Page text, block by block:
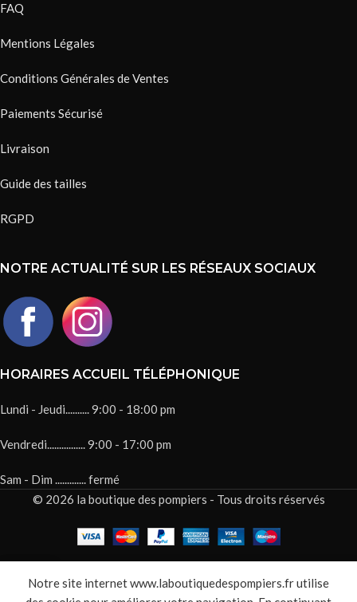
FAQ
Mentions Légales
Conditions Générales de Ventes
Paiements Sécurisé
Livraison
Guide des tailles
RGPD
NOTRE ACTUALITÉ SUR LES RÉSEAUX SOCIAUX
HORAIRES ACCUEIL TÉLÉPHONIQUE
Lundi - Jeudi.......... 9:00 - 18:00 pm
Vendredi................ 9:00 - 17:00 pm
Sam - Dim ............. fermé
© 2026 la boutique des pompiers - Tous droits réservés
Notre site internet www.laboutiquedespompiers.fr utilise